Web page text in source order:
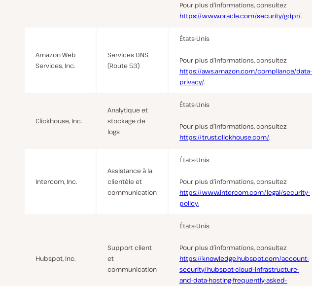
Pour plus d’informations, consultez
https://www.oracle.com/security/gdpr/.
Amazon Web
Services, Inc.
Services DNS
(Route 53)
États-Unis
Pour plus d’informations, consultez
https://aws.amazon.com/compliance/data-
privacy/.
Clickhouse, Inc.
Analytique et
stockage de
logs
États-Unis
Pour plus d’informations, consultez
https://trust.clickhouse.com/.
Intercom, Inc.
Assistance à la
clientèle et
communication
États-Unis
Pour plus d’informations, consultez
https://www.intercom.com/legal/security-
policy.
Hubspot, Inc.
Support client
et
communication
États-Unis
Pour plus d’informations, consultez
https://knowledge.hubspot.com/account-
security/hubspot-cloud-infrastructure-
and-data-hosting-frequently-asked-